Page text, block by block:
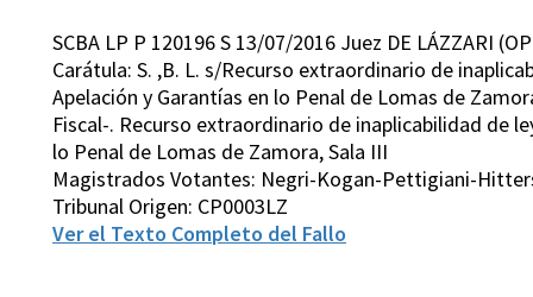
SCBA LP P 120196 S 13/07/2016 Juez DE LÁZZARI
Carátula: S. ,B. L. s/Recurso extraordinario de
Apelación y Garantías en lo Penal de Lomas de
Fiscal-. Recurso extraordinario de inaplicabilidad de
lo Penal de Lomas de Zamora, Sala III
Magistrados Votantes: Negri-Kogan-Pettigiani-
Tribunal Origen: CP0003LZ
Ver el Texto Completo del Fallo